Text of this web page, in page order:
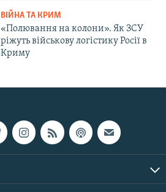
ВІЙНА ТА КРИМ
«Полювання на колони». Як ЗСУ
ріжуть військову логістику Росії в
Криму